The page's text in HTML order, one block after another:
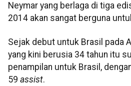
Neymar yang berlaga di tiga
2014 akan sangat berguna
Sejak debut untuk Brasil pada
yang kini berusia 34 tahun itu
penampilan untuk Brasil,
59 assist.